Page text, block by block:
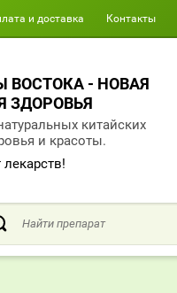
и доставка Контакты
ВОСТОКА - НОВАЯ
ЗДОРОВЬЯ
китайских
и красоты.